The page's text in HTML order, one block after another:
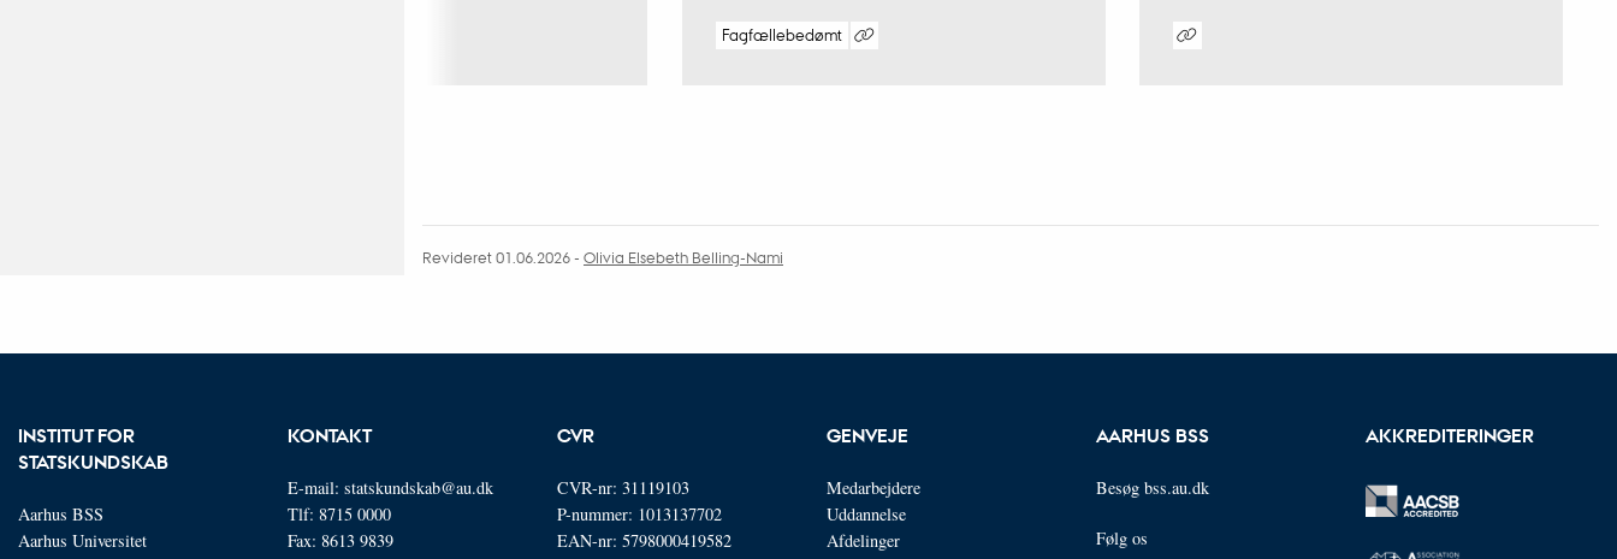
Fagfællebedømt
Revideret 01.06.2026- Olivia Elsebeth Belling-Nami
INSTITUT FOR
STATSKUNDSKAB
Aarhus BSS
Aarhus Universitet
KONTAKT
E-mail: statskundskab@au.dk
Tlf: 8715 0000
Fax: 8613 9839
CVR
CVR-nr: 31119103
P-nummer: 1013137702
EAN-nr: 5798000419582
GENVEJE
Medarbejdere
Uddannelse
Afdelinger
AARHUS BSS
Besøg bss.au.dk
Følg os
AKKREDITERINGER